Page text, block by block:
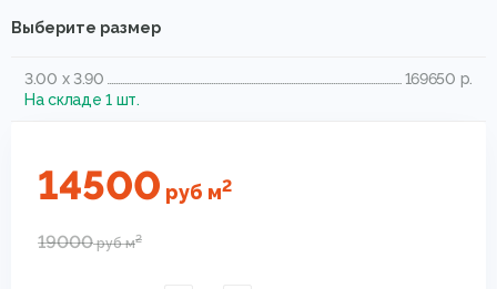
Выберите размер
3.00 x 3.90
169650 р.
На складе 1 шт.
14500 руб м2
19000рубм2